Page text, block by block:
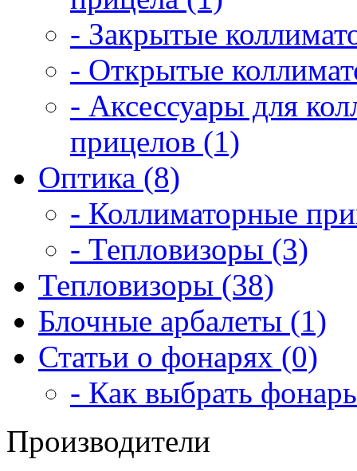
- Закрытые
- Открытые
- Аксессуары для
прицелов (1)
Оптика (8)
- Коллиматорные
- Тепловизоры (3)
Тепловизоры (38)
Блочные арбалеты (1)
Статьи о фонарях (0)
- Как выбрать
Производители